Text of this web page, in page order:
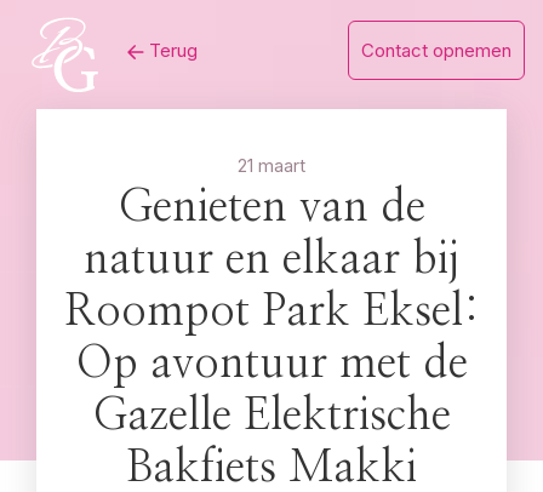
content
Terug Contact opnemen
21 maart
Genieten van de
natuur en elkaar bij
Roompot Park Eksel:
Op avontuur met de
Gazelle Elektrische
Bakfiets Makki